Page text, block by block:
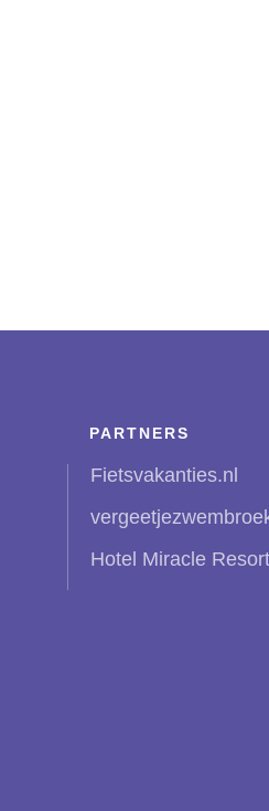
PARTNERS
Fietsvakanties.nl
Hotel Miracle Resort